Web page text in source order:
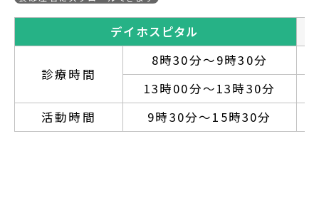
デイホスピタル
診療時間
8時30分～9時30分
13時00分～13時30分
活動時間
9時30分～15時30分